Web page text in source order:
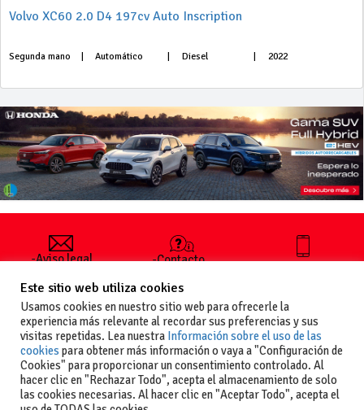
Volvo XC60 2.0 D4 197cv Auto Inscription
Segunda mano Automático Diesel 2022
-Aviso legal
generales
de uso
-Política de
privacidad
-Política de
cookies
-Contacto
publicar un
anuncio
-Vende+
+34 627 35
Este sitio web utiliza cookies
Usamos cookies en nuestro sitio web para ofrecerle la
experiencia más relevante al recordar sus preferencias y sus
visitas repetidas. Lea nuestra Información sobre el uso de las
cookies para obtener más información o vaya a "Configuración de
Cookies" para proporcionar un consentimiento controlado. Al
hacer clic en "Rechazar Todo", acepta el almacenamiento de solo
las cookies necesarias. Al hacer clic en "Aceptar Todo", acepta el